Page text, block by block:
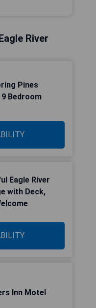
River
Pines
Bedroom
Eagle River
with Deck,
Inn Motel